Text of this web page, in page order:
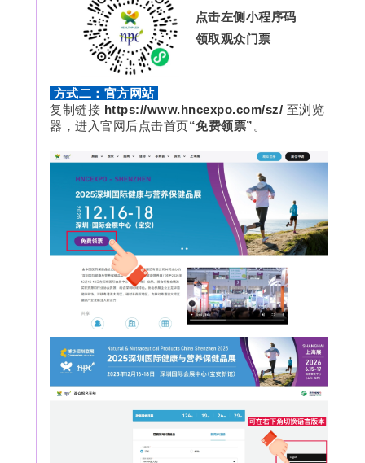
点击左侧小程序码
领取观众门票
方式二：官方网站
复制链接 https://www.hncexpo.com/sz/ 至浏览
器，进入官网后点击首页“免费领票” 。